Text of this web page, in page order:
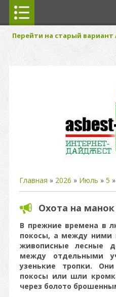
Перейти на старый
Главная » 2026 » Июль » 5
Охота на манок
В прежние времена в
покосы, а между ними
живописные лесные
между отдельными
узенькие тропки.
покосы или шли
через болото